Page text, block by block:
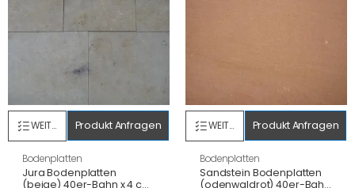
WEITERLESEN Produkt Anfragen
Bodenplatten
Jura Bodenplatten
(beige) 40er-Bahn x 4 cm,
WEITERLESEN Produkt Anfragen
Bodenplatten
Sandstein Bodenplatten
(odenwaldrot) 40er-Bahn